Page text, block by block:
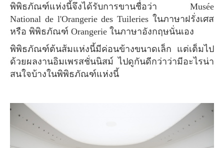
พิพิธภัณฑ์แห่งนี้จึงได้รับการขานชื่อว่า Musée
National de l'Orangerie des Tuileries ในภาษาฝรั่งเศส
หรือ พิพิธภัณฑ์ Orangerie ในภาษาอังกฤษนั่นเอง
พิพิธภัณฑ์ต้นส้มแห่งนี้มีค่อนข้างขนาดเล็ก แต่เต็มไป
ด้วยผลงานอิมเพรสชั่นนิสม์ ไปดูกันดีกว่าว่ามีอะไรน่า
สนใจบ้างในพิพิธภัณฑ์แห่งนี้